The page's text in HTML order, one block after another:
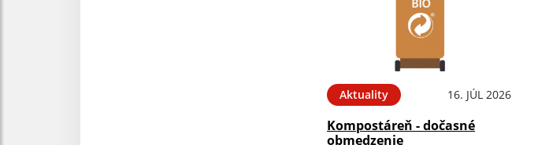
Aktuality 16. JÚL 2026
Kompostáreň - dočasné
obmedzenie